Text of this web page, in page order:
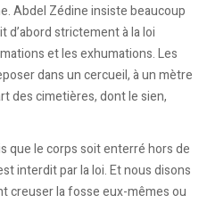
Abdel Zédine insiste beaucoup
strictement à la loi
et les exhumations. Les
dans un cercueil, à un mètre
des cimetières, dont le sien,
que le corps soit enterré hors de
interdit par la loi. Et nous disons
creuser la fosse eux-mêmes ou